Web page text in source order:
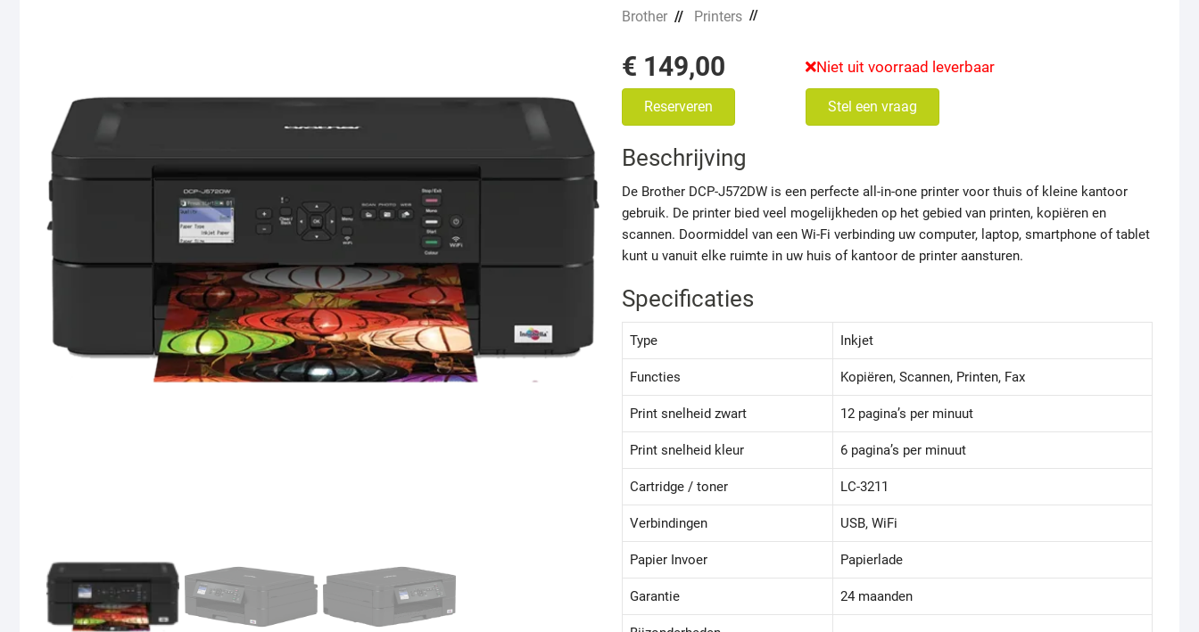
Brother// Printers//
€ 149,00 Niet uit voorraad leverbaar
Reserveren Stel een vraag
Beschrijving
De Brother DCP-J572DW is een perfecte all-in-one printer voor thuis of kleine kantoor
gebruik. De printer bied veel mogelijkheden op het gebied van printen, kopiëren en
scannen. Doormiddel van een Wi-Fi verbinding uw computer, laptop, smartphone of tablet
kunt u vanuit elke ruimte in uw huis of kantoor de printer aansturen.
Specificaties
Type Inkjet
Functies Kopiëren, Scannen, Printen, Fax
Print snelheid zwart 12 pagina’s per minuut
Print snelheid kleur 6 pagina’s per minuut
Cartridge / toner LC-3211
Verbindingen USB, WiFi
Papier Invoer Papierlade
Garantie 24 maanden